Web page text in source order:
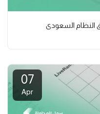
النظام السعودي
07
Apr